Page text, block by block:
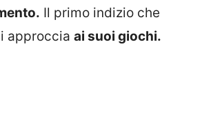
Il primo indizio che
approccia ai suoi giochi.